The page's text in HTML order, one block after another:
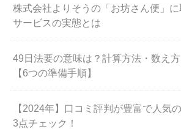
株式会社よりそうの「お坊さん便」
サービスの実態とは
49日法要の意味は？計算方法・数え
【6つの準備手順】
【2024年】口コミ評判が豊富で人気
3点チェック！